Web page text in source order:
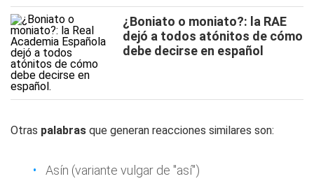
¿Boniato o moniato?: la RAE
dejó a todos atónitos de cómo
debe decirse en español
Otras palabras que generan reacciones similares son:
Asín (variante vulgar de "así")